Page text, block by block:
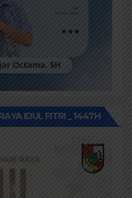
IDUL FITRI _ 1447H